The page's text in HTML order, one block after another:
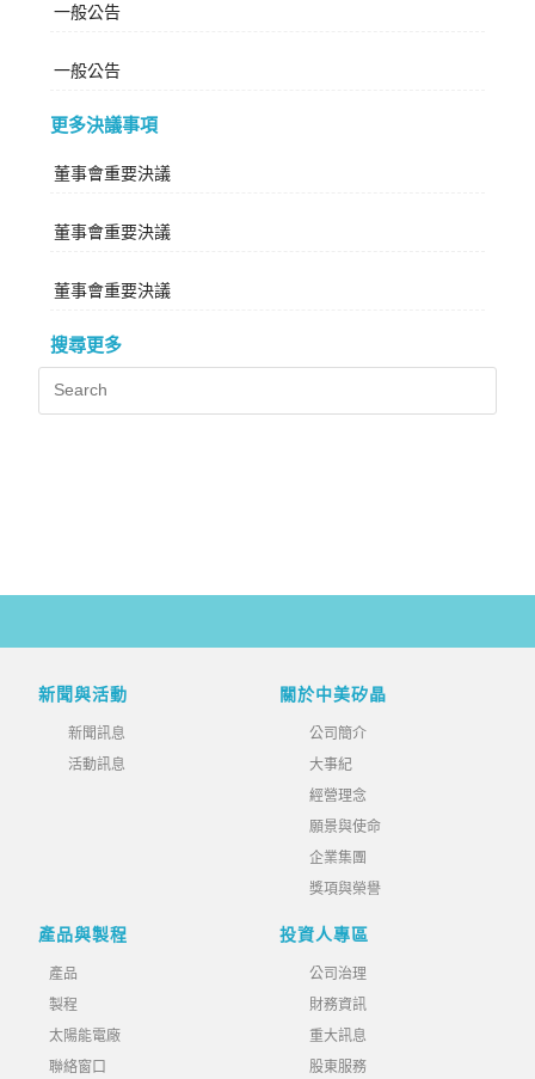
一般公告
一般公告
更多決議事項
董事會重要決議
董事會重要決議
董事會重要決議
搜尋更多
新聞與活動
新聞訊息
活動訊息
關於中美矽晶
公司簡介
大事紀
經營理念
願景與使命
企業集團
獎項與榮譽
產品與製程
產品
製程
太陽能電廠
聯絡窗口
投資人專區
公司治理
財務資訊
重大訊息
股東服務